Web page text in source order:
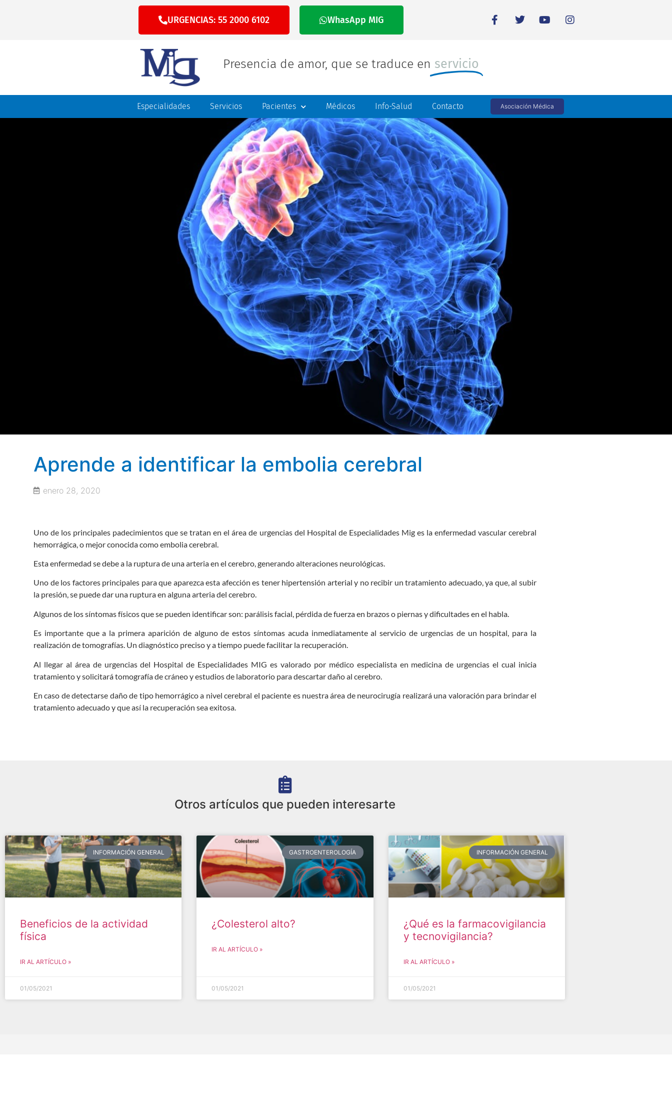
URGENCIAS: 55 2000 6102 WhasApp MIG
Presencia de amor, que se traduce en servicio
Especialidades Servicios Pacientes Médicos Info-Salud Contacto Asociación Médica
Aprende a identificar la embolia cerebral
enero 28, 2020
Uno de los principales padecimientos que se tratan en el área de urgencias del Hospital de Especialidades Mig es la enfermedad vascular cerebral
hemorrágica, o mejor conocida como embolia cerebral.
Esta enfermedad se debe a la ruptura de una arteria en el cerebro, generando alteraciones neurológicas.
Uno de los factores principales para que aparezca esta afección es tener hipertensión arterial y no recibir un tratamiento adecuado, ya que, al subir
la presión, se puede dar una ruptura en alguna arteria del cerebro.
Algunos de los síntomas físicos que se pueden identificar son: parálisis facial, pérdida de fuerza en brazos o piernas y dificultades en el habla.
Es importante que a la primera aparición de alguno de estos síntomas acuda inmediatamente al servicio de urgencias de un hospital, para la
realización de tomografías. Un diagnóstico preciso y a tiempo puede facilitar la recuperación.
Al llegar al área de urgencias del Hospital de Especialidades MIG es valorado por médico especialista en medicina de urgencias el cual inicia
tratamiento y solicitará tomografía de cráneo y estudios de laboratorio para descartar daño al cerebro.
En caso de detectarse daño de tipo hemorrágico a nivel cerebral el paciente es nuestra área de neurocirugía realizará una valoración para brindar el
tratamiento adecuado y que así la recuperación sea exitosa.
Otros artículos que pueden interesarte
INFORMACIÓN GENERAL
Beneficios de la actividad
física
IR AL ARTÍCULO »
01/05/2021
GASTROENTEROLOGÍA
¿Colesterol alto?
IR AL ARTÍCULO »
01/05/2021
INFORMACIÓN GENERAL
¿Qué es la farmacovigilancia
y tecnovigilancia?
IR AL ARTÍCULO »
01/05/2021